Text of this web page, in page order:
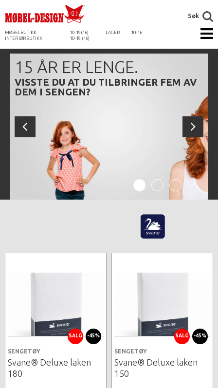
MØBELBUTIKK 10-19(16) LAGER
10-16
INTERIØRBUTIKK
10-19 (16)
Søk
15 ÅR ER LENGE.
VISSTE DU AT DU TILBRINGER FEM AV
DEM I SENGEN?
SALG -45%
SENGETØY
Svane® Deluxe laken
180
SALG -45%
SENGETØY
Svane® Deluxe laken
150